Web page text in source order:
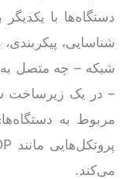
شناسایی،
شبکه – چه متصل
– در یک زیرساخت
می‌کند.